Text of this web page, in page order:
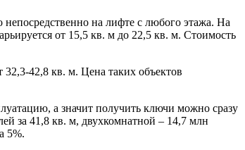
на лифте с любого этажа. На
от 15,5 кв. м до 22,5 кв. м. Стоимость
42,8 кв. м. Цена таких объектов
а значит получить ключи можно сразу
за 41,8 кв. м, двухкомнатной – 14,7 млн
5%.